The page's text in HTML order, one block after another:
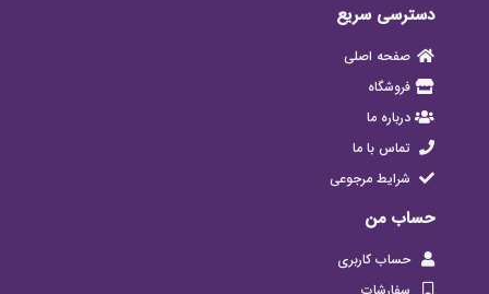
دسترسی سریع
صفحه اصلی
فروشگاه
درباره ما
تماس با ما
شرایط مرجوعی
حساب من
حساب کاربری
سفارشات